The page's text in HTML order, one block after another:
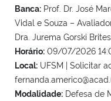
Banca:Prof. Dr. José
Vidal e Souza –
Dra. Jurema Gorski
Horário:09/07/2026
Local:UFSM | Solicitar
Modalidade:Defesa de